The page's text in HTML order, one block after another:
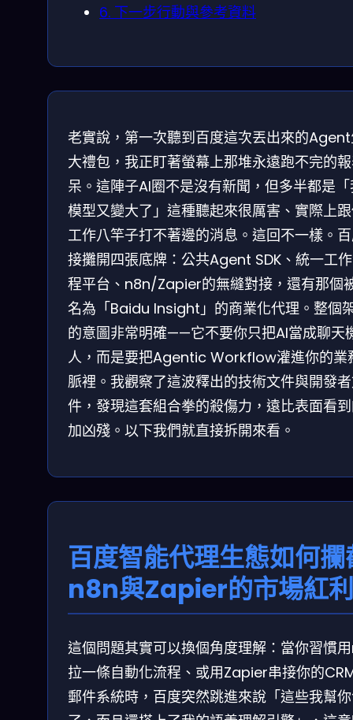
6. 下一步行動與參考資料
老實說，第一次聽到百度這次丟出來的
大禮包，我正盯著螢幕上那堆永遠跑不完的
呆。這陣子AI圈不是沒有新聞，但多半都是
模型又變大了」這種聽起來很厲害、實際上
工作八竿子打不著邊的消息。這回不一樣。
接攤開四張底牌：公共Agent SDK、統一工
程平台、n8n/Zapier的無縫對接，還有那個
名為「Baidu Insight」的商業化代理。整個
的意圖非常明確——它不要你只把AI當成聊天
人，而是要把Agentic Workflow灌進你的業
脈裡。我觀察了這波釋出的技術文件與開發
件，發現這套組合拳的殺傷力，遠比表面看
加凶殘。以下我們就直接拆開來看。
百度智能代理生態如何攔
n8n與Zapier的市場紅
這個問題其實可以換個角度理解：當你習慣
拉一條自動化流程、或用Zapier串接你的
郵件系統時，百度突然跳進來說「這些我幫